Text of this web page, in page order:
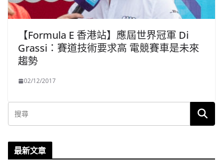
【Formula E 香港站】應屆世界冠軍 Di
Grassi：賽道技術要求高 電競賽車是未來
趨勢
02/12/2017
最新文章